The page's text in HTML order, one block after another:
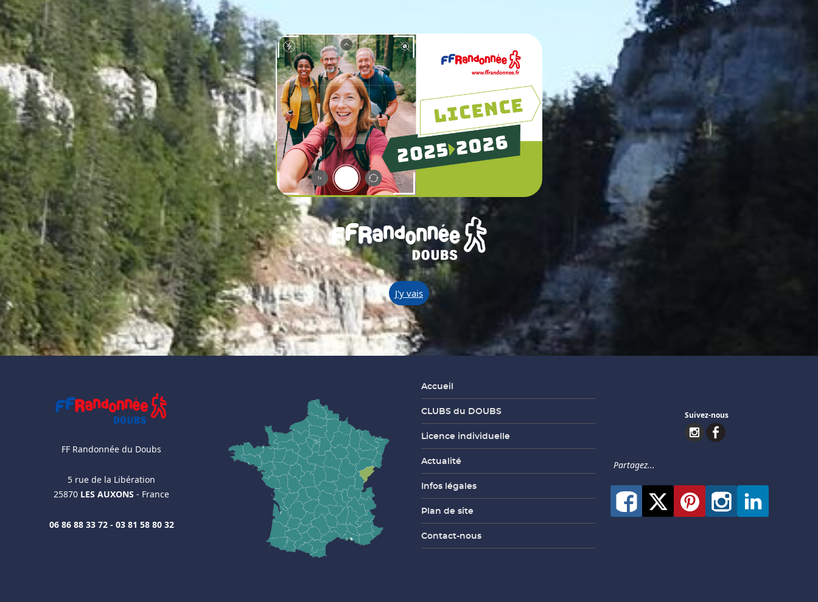
J'y vais
FF Randonnée du Doubs
5 rue de la Libération
25870 LES AUXONS - France
06 86 88 33 72 - 03 81 58 80 32
Accueil
CLUBS du DOUBS
Licence individuelle
Actualité
Infos légales
Plan de site
Contact-nous
Suivez-nous
Partagez...